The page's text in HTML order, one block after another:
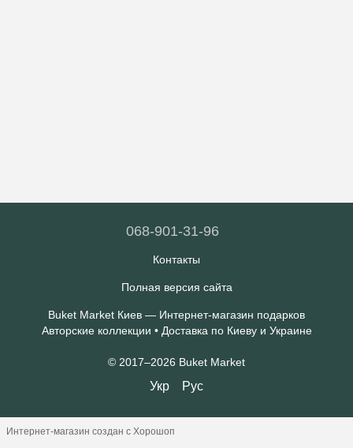
068-901-31-96
Контакты
Полная версия сайта
Buket Market Киев — Интернет-магазин подарков
Авторские коллекции • Доставка по Киеву и Украине
© 2017–2026 Buket Market
Укр Рус
Интернет-магазин создан с Хорошоп